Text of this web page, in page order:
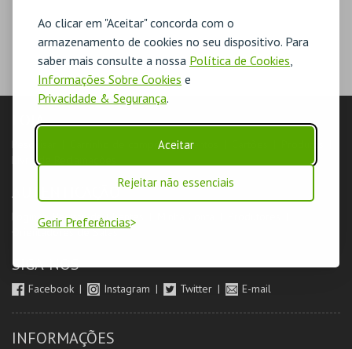
Ao clicar em "Aceitar" concorda com o
armazenamento de cookies no seu dispositivo. Para
saber mais consulte a nossa Política de Cookies,
Informações Sobre Cookies e
Privacidade & Segurança.
Aceitar
Rejeitar não essenciais
Gerir Preferências
LOJA
Pesquisar Carrinho de compras Eventos
Livro de Reclamações
AUTENTICAÇÃO
Login & Registo de Clientes
Orientadores de Salas
SIGA-NOS
Facebook Instagram Twitter E-mail
INFORMAÇÕES